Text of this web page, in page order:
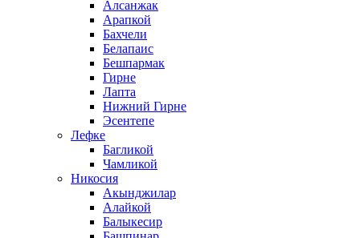
Алсанжак
Арапкой
Бахчели
Белапаис
Бешпармак
Гирне
Лапта
Нижний Гирне
Эсентепе
Лефке
Багликой
Чамликой
Никосия
Акынджилар
Алайкой
Балыкесир